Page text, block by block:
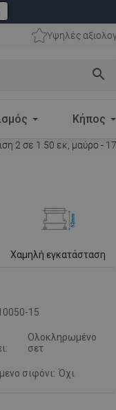
Υψηλές
search
Κήπος
2 σε 1 50 εκ, μαύρο -
Χαμηλή εγκατάσταση
15
Ολοκληρωμένο
σετ
σιφόνι: Όχι